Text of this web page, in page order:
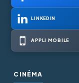
LINKEDIN
APPLI MOBILE
CINÉMA